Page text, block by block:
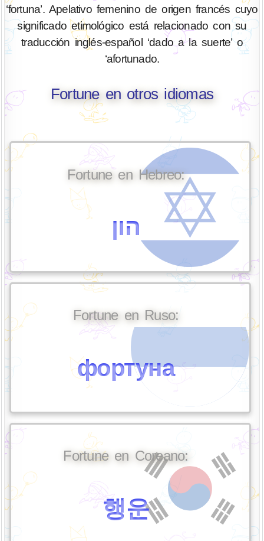
‘fortuna’. Apelativo femenino de origen francés cuyo
significado etimológico está relacionado con su
traducción inglés-español ‘dado a la suerte’ o
‘afortunado.
Fortune en otros idiomas
Fortune en Hebreo:
הון
Fortune en Ruso:
фортуна
Fortune en Coreano:
행운